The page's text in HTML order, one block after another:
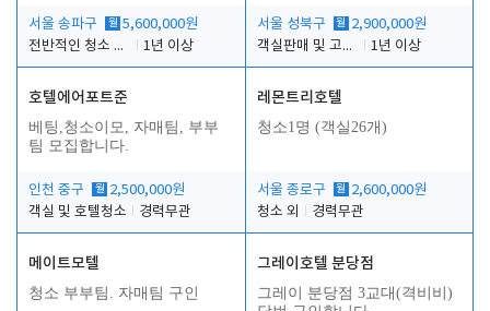
서울 송파구 월 5,600,000원
전반적인 청소 업무(객실청소.객실정리)
1년 이상
서울 성북구 월 2,900,000원
객실판매 및 고객응대
1년 이상
호텔에어포트준
베팅,청소이모, 자매팀, 부부
팀 모집합니다.
인천 중구 월 2,500,000원
객실 및 호텔청소
경력무관
레몬트리호텔
청소1명 (객실26개)
서울 종로구 월 2,600,000원
청소 외
경력무관
메이트모텔
청소 부부팀. 자매팀 구인
그레이호텔 분당점
그레이 분당점 3교대(격비비)